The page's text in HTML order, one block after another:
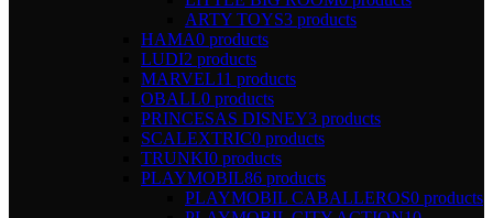
ARTY TOYS3 products
HAMA0 products
LUDI2 products
MARVEL11 products
OBALL0 products
PRINCESAS DISNEY3 products
SCALEXTRIC0 products
TRUNKI0 products
PLAYMOBIL86 products
PLAYMOBIL CABALLEROS0 products